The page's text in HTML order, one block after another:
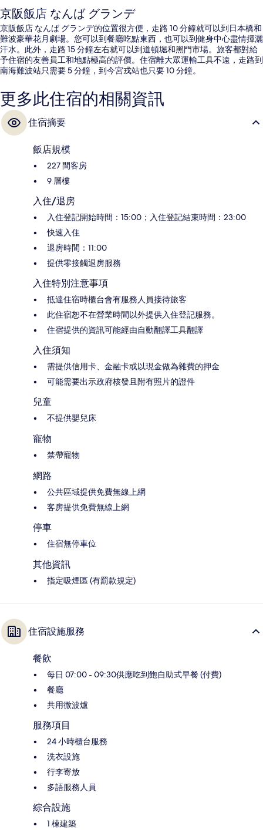
京阪飯店 なんば グランデ
京阪飯店 なんば グランデ的位置很方便，走路 10 分鐘就可以到日本橋和
難波豪華花月劇場。您可以到餐廳吃點東西，也可以到健身中心盡情揮灑
汗水。此外，走路 15 分鐘左右就可以到道頓堀和黑門市場。旅客都對給
予住宿的友善員工和地點極高的評價。住宿離大眾運輸工具不遠，走路到
南海難波站只需要 5 分鐘，到今宮戎站也只要 10 分鐘。
更多此住宿的相關資訊
住宿摘要
飯店規模
227 間客房
9 層樓
入住/退房
入住登記開始時間：15:00；入住登記結束時間：23:00
快速入住
退房時間：11:00
提供零接觸退房服務
入住特別注意事項
抵達住宿時櫃台會有服務人員接待旅客
此住宿恕不在營業時間以外提供入住登記服務。
住宿提供的資訊可能經由自動翻譯工具翻譯
入住須知
需提供信用卡、金融卡或以現金做為雜費的押金
可能需要出示政府核發且附有照片的證件
兒童
不提供嬰兒床
寵物
禁帶寵物
網路
公共區域提供免費無線上網
客房提供免費無線上網
停車
住宿無停車位
其他資訊
指定吸煙區 (有罰款規定)
住宿設施服務
餐飲
每日 07:00 - 09:30供應吃到飽自助式早餐 (付費)
餐廳
共用微波爐
服務項目
24 小時櫃台服務
洗衣設施
行李寄放
多語服務人員
綜合設施
1 棟建築